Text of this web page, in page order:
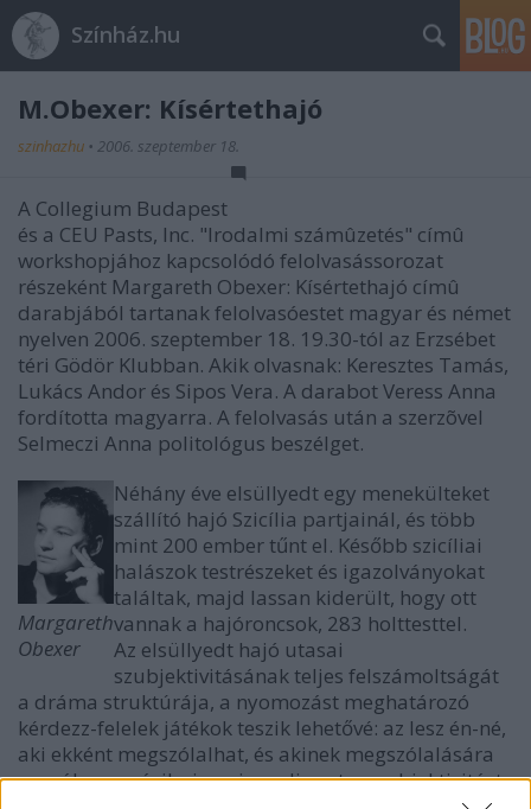
Színház.hu
M.Obexer: Kísértethajó
szinhazhu • 2006. szeptember 18.
A Collegium Budapest
és a CEU Pasts, Inc. "Irodalmi számûzetés" címû
workshopjához kapcsolódó felolvasássorozat
részeként Margareth Obexer: Kísértethajó címû
darabjából tartanak felolvasóestet magyar és német
nyelven 2006. szeptember 18. 19.30-tól az Erzsébet
téri Gödör Klubban. Akik olvasnak: Keresztes Tamás,
Lukács Andor és Sipos Vera. A darabot Veress Anna
fordította magyarra. A felolvasás után a szerzõvel
Selmeczi Anna politológus beszélget.
Margareth
Obexer
Néhány éve elsüllyedt egy menekülteket
szállító hajó Szicília partjainál, és több
mint 200 ember tűnt el. Később szicíliai
halászok testrészeket és igazolványokat
találtak, majd lassan kiderült, hogy ott
vannak a hajóroncsok, 283 holttesttel.
Az elsüllyedt hajó utasai
szubjektivitásának teljes felszámoltságát
a dráma struktúrája, a nyomozást meghatározó
kérdezz-felelek játékok teszik lehetővé: az lesz én-né,
aki ekként megszólalhat, és akinek megszólalására
reagálva a másik visszaigazolja ezt a szubjektivitást.